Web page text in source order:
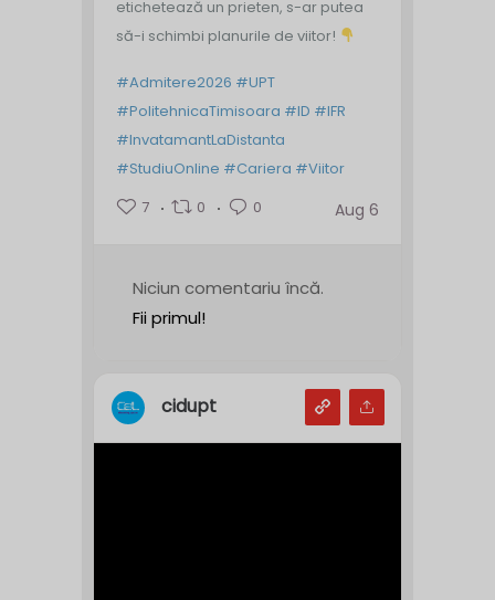
etichetează un prieten, s-ar putea
să-i schimbi planurile de viitor!
#Admitere2026 #UPT
#PolitehnicaTimisoara #ID #IFR
#InvatamantLaDistanta
#StudiuOnline #Cariera #Viitor
7
0 0 Aug 6
Niciun comentariu încă.
Fii primul!
cidupt